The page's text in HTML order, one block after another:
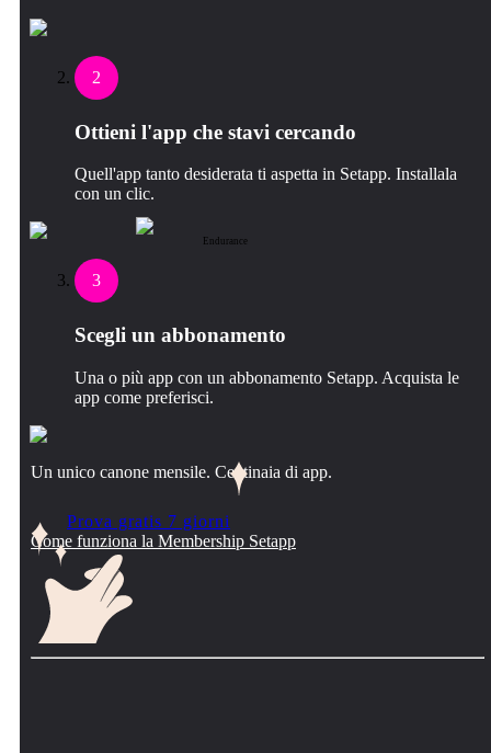
2
Ottieni l'app che stavi cercando
Quell'app tanto desiderata ti aspetta in Setapp. Installala
con un clic.
Endurance
3
Scegli un abbonamento
Una o più app con un abbonamento Setapp. Acquista le
app come preferisci.
Un unico canone mensile. Centinaia di app.
Prova gratis 7 giorni
Come funziona la Membership Setapp